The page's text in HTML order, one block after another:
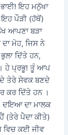
ਇਹ ਮਨੁੱਖਾ
ਪੌੜੀ (ਹੱਥੋਂ)
ਆਪਣਾ ਬੜਾ
ਮੋਹ, ਜਿਸ ਨੇ
ਦਿੱਤੇ ਹਨ,
। ਹੇ ਪ੍ਰਭੂ! ਤੂੰ ਆਪ
ਤੇਰੇ ਸੇਵਕ ਬਣਦੇ
ਕਰ ਦਿੱਤੇ ਹਨ ।
ਦਇਆ ਦਾ ਮਾਲਕ
(ਤੇਰੇ ਪੈਦਾ ਕੀਤੇ)
ਵਿਚ ਕਈ ਜੀਵ